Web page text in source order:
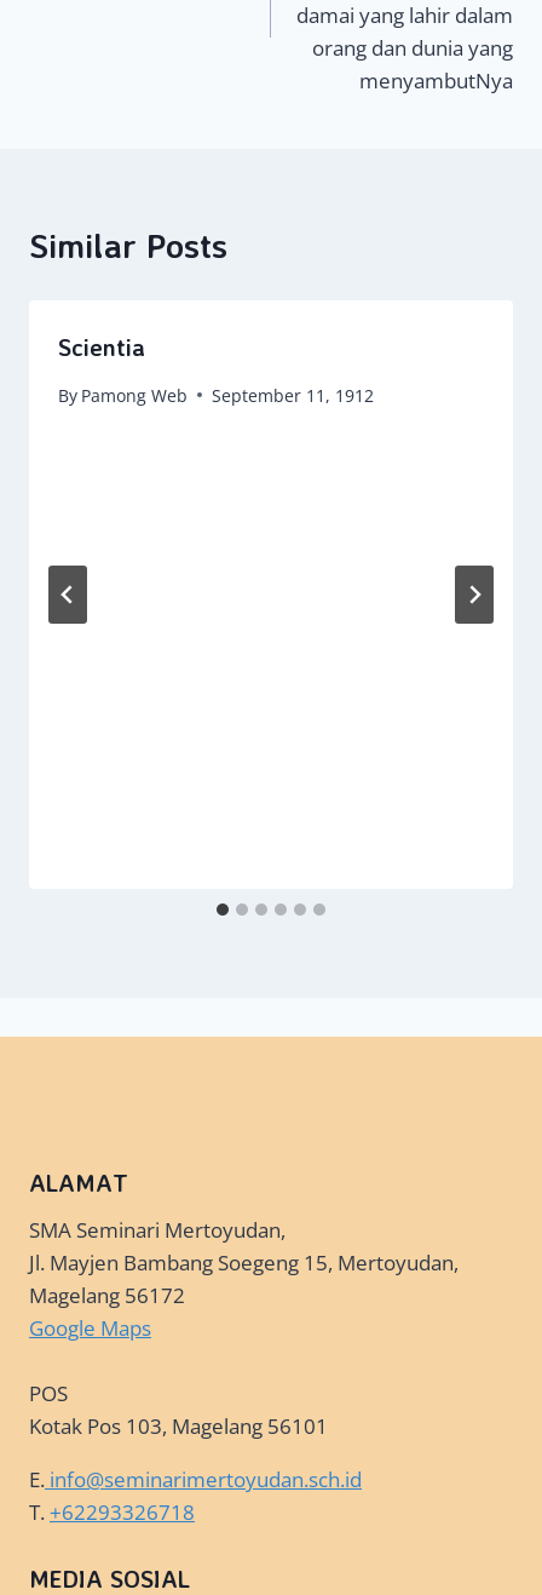
damai yang lahir dalam
orang dan dunia yang
menyambutNya
Similar Posts
Scientia
By Pamong Web September 11, 1912
ALAMAT
SMA Seminari Mertoyudan,
Jl. Mayjen Bambang Soegeng 15, Mertoyudan,
Magelang 56172
Google Maps
POS
Kotak Pos 103, Magelang 56101
E. info@seminarimertoyudan.sch.id
T.+62293326718
MEDIA SOSIAL